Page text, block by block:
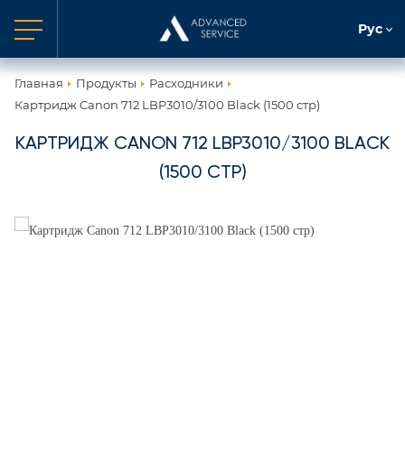
Рус
Главная Продукты
Расходники
Картридж Canon 712 LBP3010/3100 Black (1500 стр)
КАРТРИДЖ CANON 712 LBP3010/3100 BLACK
(1500 СТР)